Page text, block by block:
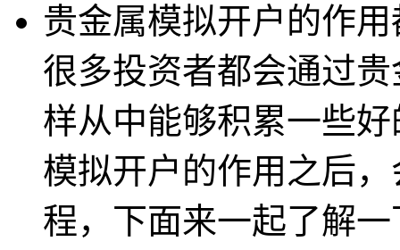
贵金属模拟开户的作
很多投资者都会通过
样从中能够积累一些
模拟开户的作用之后
程，下面来一起了解